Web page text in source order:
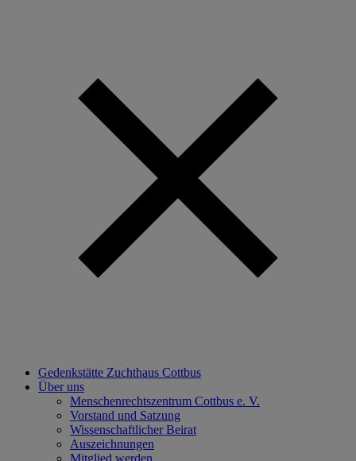
Gedenkstätte Zuchthaus Cottbus
Über uns
Menschenrechtszentrum Cottbus e. V.
Vorstand und Satzung
Wissenschaftlicher Beirat
Auszeichnungen
Mitglied werden